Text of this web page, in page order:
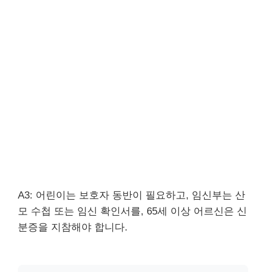
A3: 어린이는 보호자 동반이 필요하고, 임신부는 산
모 수첩 또는 임신 확인서를, 65세 이상 어르신은 신
분증을 지참해야 합니다.